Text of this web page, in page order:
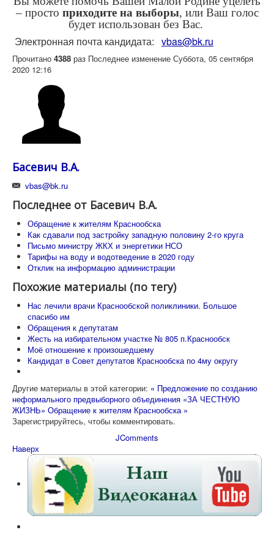
– просто приходите на выборы, или Ваш голос
будет использован без Вас.
Электронная почта кандидата: vbas@bk.ru
Прочитано 4388 раз Последнее изменение Суббота, 05 сентября
2020 12:16
Басевич В.А.
vbas@bk.ru
Последнее от Басевич В.А.
Обращение к жителям Краснообска
Как сдавали под застройку западную половину 2-го круга
Письмо министру ЖКХ и энергетики НСО
Тарифы на воду и водотведение в 2020 году
Отклик на информацию администрации
Похожие материалы (по тегу)
Нас лечили врачи Краснообской поликлиники. Большое
спасибо им
Обращения к депутатам
Жесть на избирательном участке № 805 п.Краснообск
Моё отношение к произошедшему
Кандидат в Совет депутатов Краснообска по 4му округу
Другие материалы в этой категории: « Предложение по созданию
неформального предвыборного объединения «ЗА ЧЕСТНУЮ
ЖИЗНЬ» Обращение к жителям Краснообска »
Зарегистрируйтесь, чтобы комментировать.
JComments
Наверх